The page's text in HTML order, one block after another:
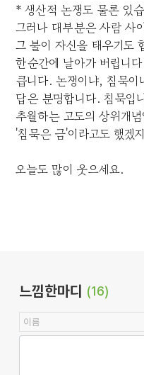
* 생산적 논쟁도 물론 있
그러나 대부분은 사람 사
그 불이 자신을 태우기도
한순간에 날아가 버립니
큽니다. 논쟁이냐, 침묵
답은 분명합니다. 침묵입
추월하는 고도의 상위개
'침묵은 금'이라고도 했겠
오늘도 많이 웃으세요.
느낌한마디 (16)